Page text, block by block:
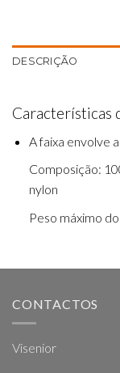
DESCRIÇÃO
Características
A faixa envolve
Composição:
nylon
Peso máximo
CONTACTOS
Visenior